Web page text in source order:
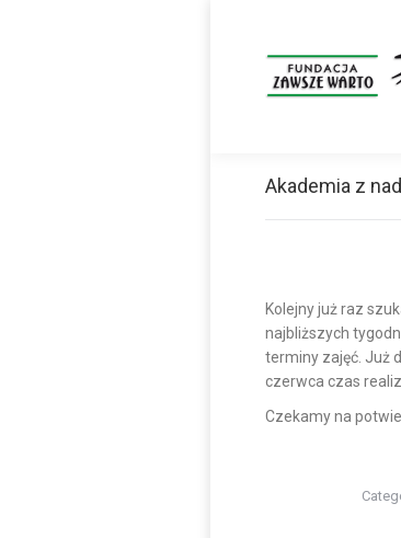
Akademia z
Kolejny już raz
najbliższych
terminy zajęć. Już
czerwca czas
Czekamy na